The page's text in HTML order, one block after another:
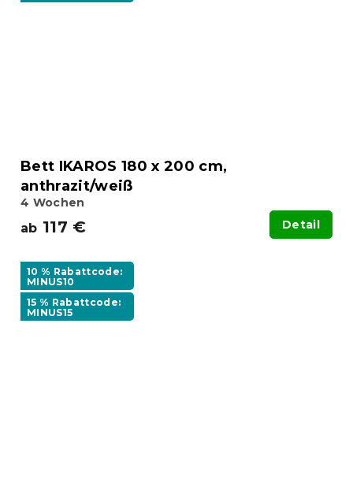
Bett IKAROS 180 x 200 cm,
anthrazit/weiß
4 Wochen
ab 117 € Detail
10 % Rabattcode:
MINUS10
15 % Rabattcode:
MINUS15